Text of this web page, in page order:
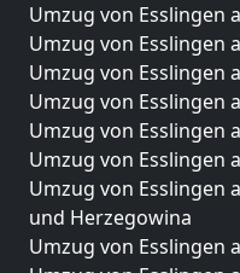
Umzug von Esslingen
Umzug von Esslingen
Umzug von Esslingen
Umzug von Esslingen
Umzug von Esslingen
Umzug von Esslingen
Umzug von Esslingen
und Herzegowina
Umzug von Esslingen